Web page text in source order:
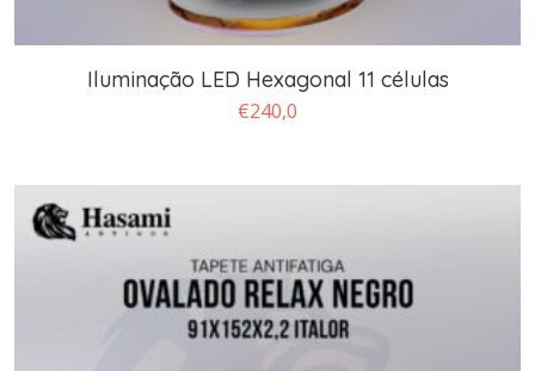
Iluminação LED Hexagonal 11 células
€240,0